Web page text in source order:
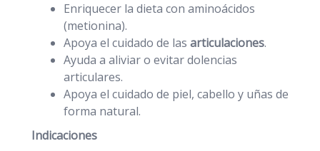
Enriquecer la dieta con aminoácidos
(metionina).
Apoya el cuidado de las articulaciones.
Ayuda a aliviar o evitar dolencias
articulares.
Apoya el cuidado de piel, cabello y uñas de
forma natural.
Indicaciones